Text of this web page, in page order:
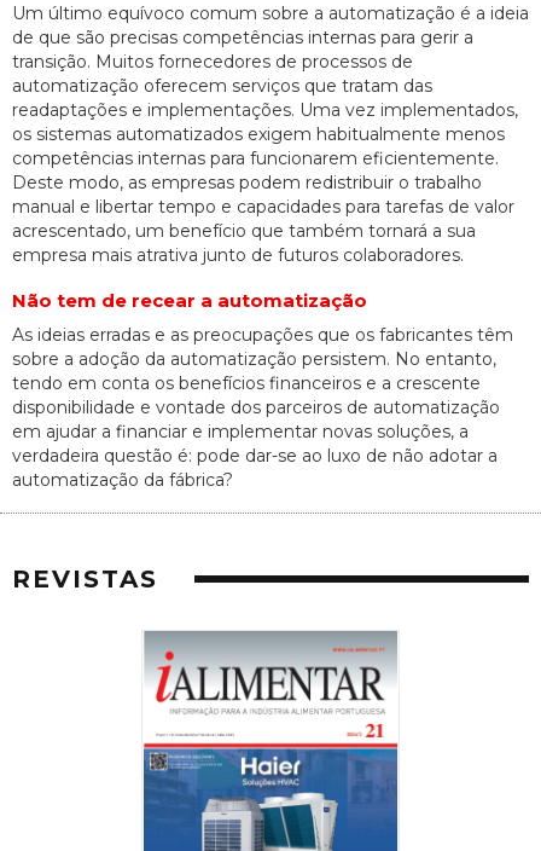
Um último equívoco comum sobre a automatização é a ideia
de que são precisas competências internas para gerir a
transição. Muitos fornecedores de processos de
automatização oferecem serviços que tratam das
readaptações e implementações. Uma vez implementados,
os sistemas automatizados exigem habitualmente menos
competências internas para funcionarem eficientemente.
Deste modo, as empresas podem redistribuir o trabalho
manual e libertar tempo e capacidades para tarefas de valor
acrescentado, um benefício que também tornará a sua
empresa mais atrativa junto de futuros colaboradores.
Não tem de recear a automatização
As ideias erradas e as preocupações que os fabricantes têm
sobre a adoção da automatização persistem. No entanto,
tendo em conta os benefícios financeiros e a crescente
disponibilidade e vontade dos parceiros de automatização
em ajudar a financiar e implementar novas soluções, a
verdadeira questão é: pode dar-se ao luxo de não adotar a
automatização da fábrica?
REVISTAS